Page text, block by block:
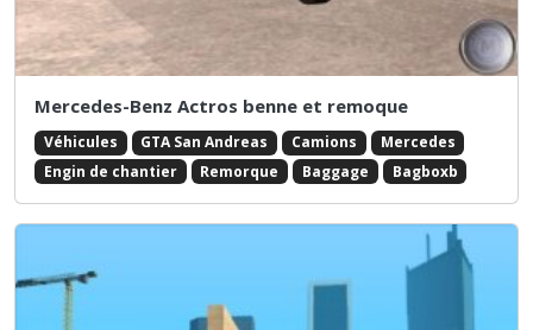
Mercedes-Benz Actros benne et remoque
Véhicules GTA San Andreas Camions
Mercedes
Engin de chantier
Remorque Baggage Bagboxb